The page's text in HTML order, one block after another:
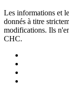
Les informations et
donnés à titre
modifications. Ils
CHC.